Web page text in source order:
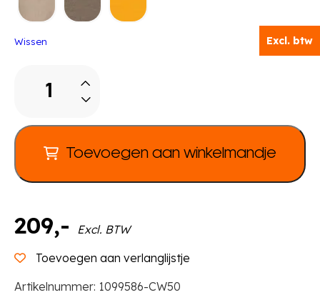
Excl. btw
Wissen
209,- Excl. BTW
kussen-
aantal
Toevoegen aan winkelmandje
Toevoegen aan verlanglijstje
Artikelnummer: 1099586-CW50